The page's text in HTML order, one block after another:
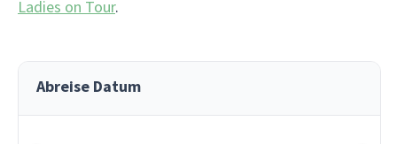
Ladies on Tour.
Abreise Datum